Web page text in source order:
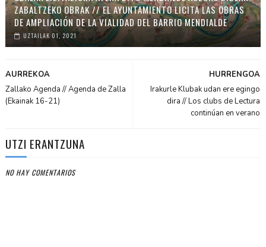
ZABALTZEKO OBRAK // EL AYUNTAMIENTO LICITA LAS OBRAS
DE AMPLIACIÓN DE LA VIALIDAD DEL BARRIO MENDIALDE
UZTAILAK 01, 2021
HURRENGOA
Irakurle Klubak udan ere egingo
dira // Los clubs de Lectura
continúan en verano
AURREKOA
Zallako Agenda // Agenda de Zalla
(Ekainak 16-21)
UTZI ERANTZUNA
NO HAY COMENTARIOS